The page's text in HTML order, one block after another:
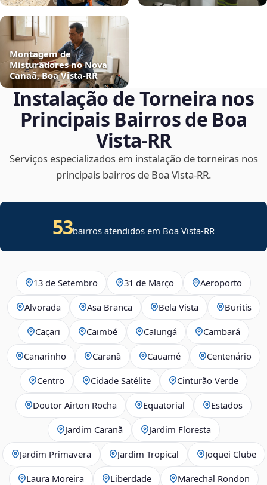
Montagem de
Misturadores no Nova
Canaã, Boa Vista‑RR
Instalação de Torneira nos
Principais Bairros de Boa
Vista‑RR
Serviços especializados em instalação de torneiras nos
principais bairros de Boa Vista‑RR.
53bairros atendidos em Boa Vista-RR
13 de Setembro 31 de Março Aeroporto
Alvorada Asa Branca Bela Vista Buritis
Caçari Caimbé Calungá Cambará
Canarinho Caranã Cauamé Centenário
Centro Cidade Satélite Cinturão Verde
Doutor Airton Rocha Equatorial Estados
Jardim Caranã Jardim Floresta
Jardim Primavera Jardim Tropical Joquei Clube
Laura Moreira Liberdade Marechal Rondon